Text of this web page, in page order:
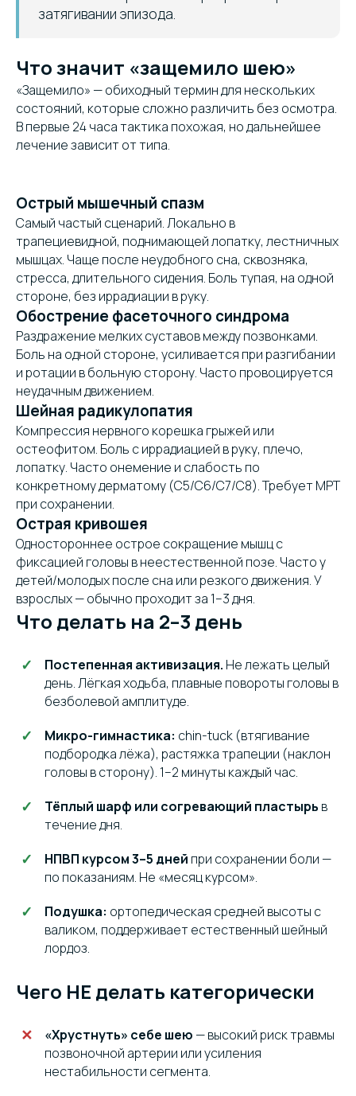
затягивании эпизода.
Что значит «защемило шею»
«Защемило» — обиходный термин для нескольких
состояний, которые сложно различить без осмотра.
В первые 24 часа тактика похожая, но дальнейшее
лечение зависит от типа.
Острый мышечный спазм
Самый частый сценарий. Локально в
трапециевидной, поднимающей лопатку, лестничных
мышцах. Чаще после неудобного сна, сквозняка,
стресса, длительного сидения. Боль тупая, на одной
стороне, без иррадиации в руку.
Обострение фасеточного синдрома
Раздражение мелких суставов между позвонками.
Боль на одной стороне, усиливается при разгибании
и ротации в больную сторону. Часто провоцируется
неудачным движением.
Шейная радикулопатия
Компрессия нервного корешка грыжей или
остеофитом. Боль с иррадиацией в руку, плечо,
лопатку. Часто онемение и слабость по
конкретному дерматому (C5/C6/C7/C8). Требует МРТ
при сохранении.
Острая кривошея
Одностороннее острое сокращение мышц с
фиксацией головы в неестественной позе. Часто у
детей/молодых после сна или резкого движения. У
взрослых — обычно проходит за 1–3 дня.
Что делать на 2–3 день
Постепенная активизация. Не лежать целый
день. Лёгкая ходьба, плавные повороты головы в
безболевой амплитуде.
Микро-гимнастика: chin-tuck (втягивание
подбородка лёжа), растяжка трапеции (наклон
головы в сторону). 1–2 минуты каждый час.
Тёплый шарф или согревающий пластырь в
течение дня.
НПВП курсом 3–5 дней при сохранении боли —
по показаниям. Не «месяц курсом».
Подушка: ортопедическая средней высоты с
валиком, поддерживает естественный шейный
лордоз.
Чего НЕ делать категорически
«Хрустнуть» себе шею — высокий риск травмы
позвоночной артерии или усиления
нестабильности сегмента.